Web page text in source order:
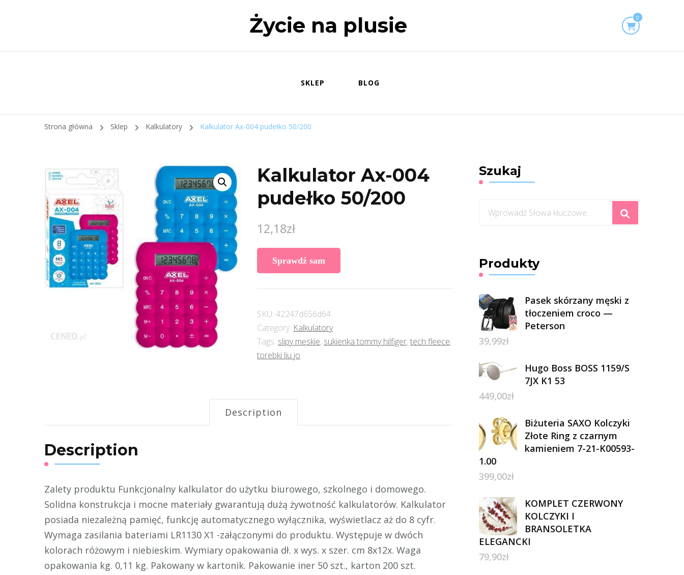
Życie na plusie 0
SKLEP BLOG
Strona główna Sklep Kalkulatory Kalkulator Ax-004 pudełko 50/200
Kalkulator Ax-004
pudełko 50/200
12,18zł
Sprawdź sam
SKU:42247d656d64
Category: Kalkulatory
Tags: slipy męskie, sukienka tommy hilfiger,tech fleece,
torebki liu jo
Description
Description
Zalety produktu Funkcjonalny kalkulator do użytku biurowego, szkolnego i domowego.
Solidna konstrukcja i mocne materiały gwarantują dużą żywotność kalkulatorów. Kalkulator
posiada niezależną pamięć, funkcję automatycznego wyłącznika, wyświetlacz aż do 8 cyfr.
Wymaga zasilania bateriami LR1130 X1 -załączonymi do produktu. Występuje w dwóch
kolorach różowym i niebieskim. Wymiary opakowania dł. x wys. x szer. cm 8x12x. Waga
opakowania kg. 0,11 kg. Pakowany w kartonik. Pakowanie iner 50 szt., karton 200 szt.
Szukaj
Szukasz
Produkty
Pasek skórzany męski z
tłoczeniem croco —
Peterson
39,99zł
Hugo Boss BOSS 1159/S
7JX K1 53
449,00zł
Biżuteria SAXO Kolczyki
Złote Ring z czarnym
kamieniem 7-21-K00593-
1.00
399,00zł
KOMPLET CZERWONY
KOLCZYKI I
BRANSOLETKA
ELEGANCKI
79,90zł